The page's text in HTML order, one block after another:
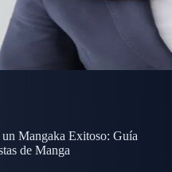
un Mangaka Exitoso: Guía
de Manga